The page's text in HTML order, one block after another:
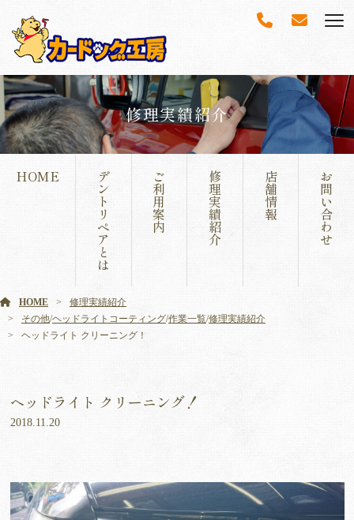
修理実績紹介
HOME デ
ン
ト
リ
ペ
ア
と
は
ご
利
用
案
内
修
理
実
績
紹
介
店
舗
情
報
お
問
い
合
わ
せ
HOME
修理実績紹介
その他/ヘッドライトコーティング/作業一覧/修理実績紹介
ヘッドライト クリーニング！
ヘッドライト クリーニング！
2018.11.20